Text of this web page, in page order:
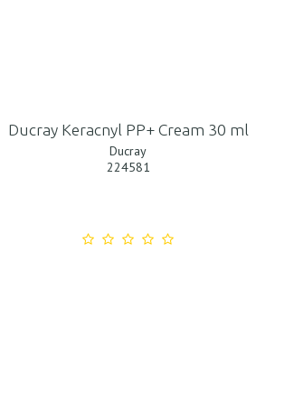
Ducray Keracnyl PP+ Cream 30 ml
Ducray
224581